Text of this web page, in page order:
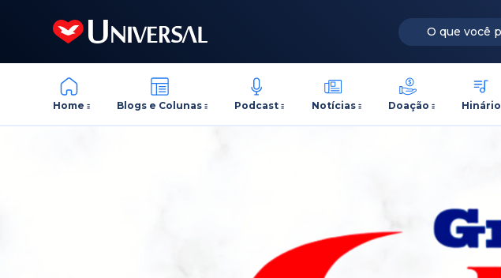
Home Blogs e Colunas Podcast Notícias Doação Hinário